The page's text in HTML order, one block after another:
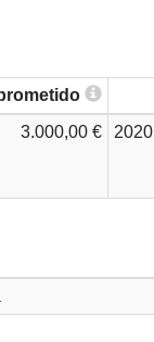
3.000,00 € 2020